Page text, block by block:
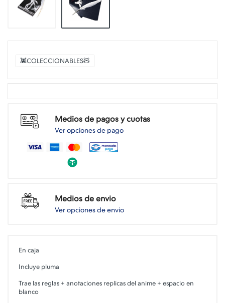
👾COLECCIONABLES🧸
Medios de pagos y cuotas
Ver opciones de pago
Medios de envio
Ver opciones de envio
En caja
Incluye pluma
Trae las reglas + anotaciones replicas del anime + espacio en
blanco